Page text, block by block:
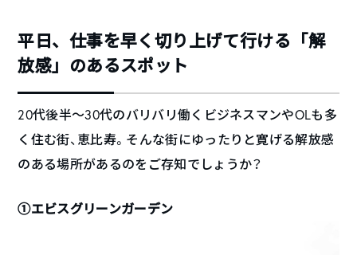
平日、仕事を早く切り上げて行ける「解
放感」のあるスポット
20代後半〜30代のバリバリ働くビジネスマンやOLも多
く住む街、恵比寿。そんな街にゆったりと寛げる解放感
のある場所があるのをご存知でしょうか？
①エビスグリーンガーデン